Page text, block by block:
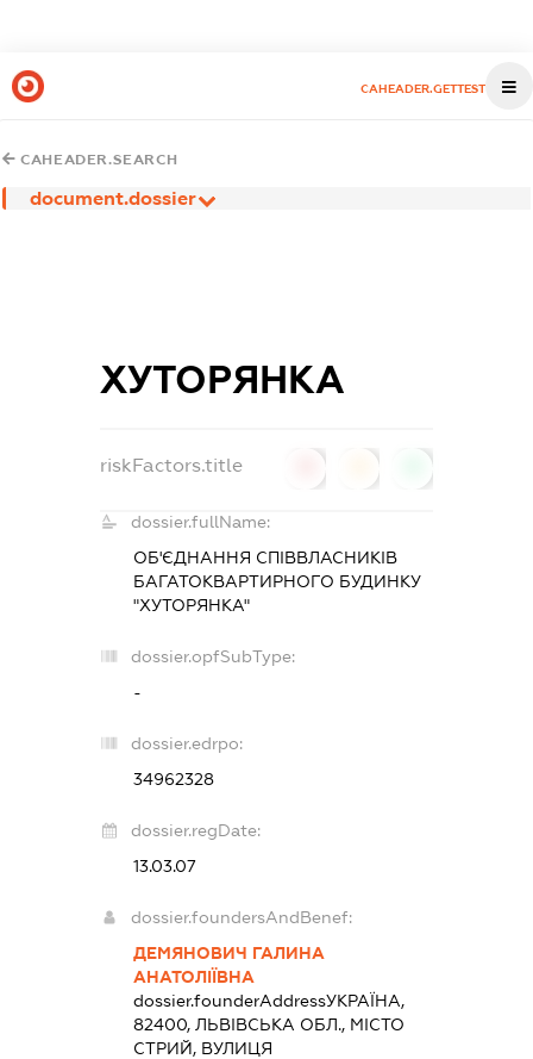
CAHEADER.GETTEST
CAHEADER.SEARCH
document.dossier
ХУТОРЯНКА
riskFactors.title
dossier.fullName:
ОБ'ЄДНАННЯ СПІВВЛАСНИКІВ
БАГАТОКВАРТИРНОГО БУДИНКУ
"ХУТОРЯНКА"
dossier.opfSubType:
-
dossier.edrpo:
34962328
dossier.regDate:
13.03.07
dossier.foundersAndBenef:
ДЕМЯНОВИЧ ГАЛИНА
АНАТОЛІЇВНА
dossier.founderAddressУКРАЇНА,
82400, ЛЬВІВСЬКА ОБЛ., МІСТО
СТРИЙ, ВУЛИЦЯ